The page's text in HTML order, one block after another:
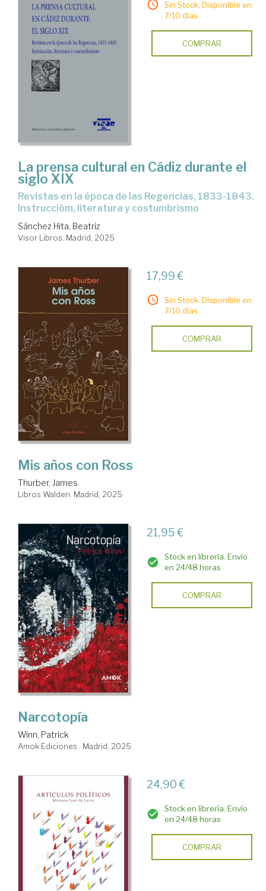
Sin Stock. Disponible en
7/10 días.
COMPRAR
La prensa cultural en Cádiz durante el
siglo XIX
Revistas en la época de las Regencias, 1833-1843.
Instruccióm, literatura y costumbrismo
Sánchez Hita, Beatriz
Visor Libros. Madrid, 2025
17,99 €
Sin Stock. Disponible en
7/10 días.
COMPRAR
Mis años con Ross
Thurber, James
Libros Walden. Madrid, 2025
21,95 €
Stock en librería. Envío
en 24/48 horas
COMPRAR
Narcotopía
Winn, Patrick
Amok Ediciones . Madrid, 2025
24,90 €
Stock en librería. Envío
en 24/48 horas
COMPRAR